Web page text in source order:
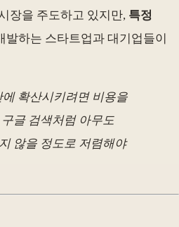
장을 주도하고 있지만, 특정
발하는 스타트업과 대기업들이
확산시키려면 비용을
글 검색처럼 아무도
않을 정도로 저렴해야